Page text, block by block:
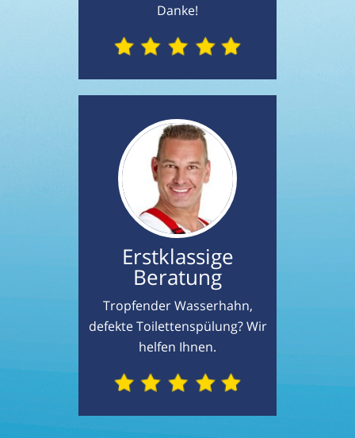
Danke!
Erstklassige
Beratung
Tropfender Wasserhahn,
defekte Toilettenspülung? Wir
helfen Ihnen.